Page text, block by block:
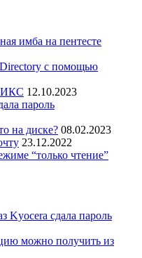
имба на пентесте
с помощью
ИКС 12.10.2023
пароль
на диске? 08.02.2023
23.12.2022
“только чтение”
Kyocera сдала пароль
можно получить из